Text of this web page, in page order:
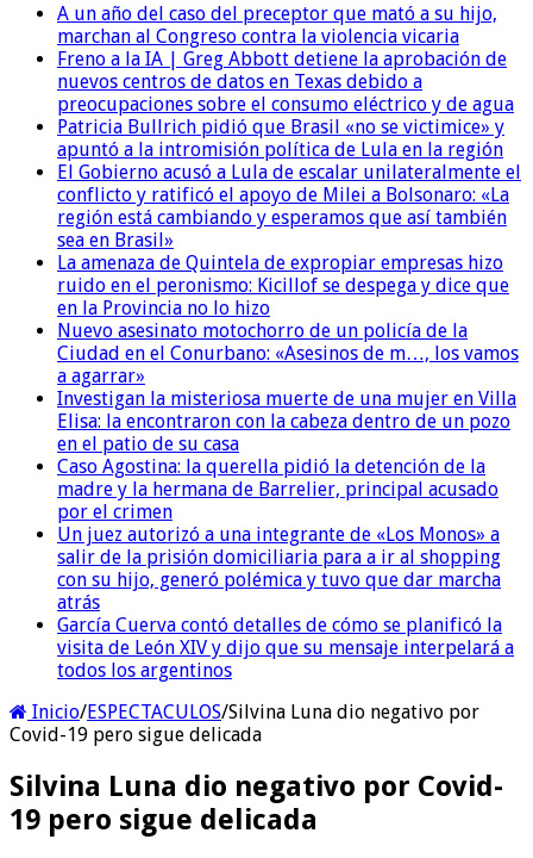
A un año del caso del preceptor que mató a su hijo,
marchan al Congreso contra la violencia vicaria
Freno a la IA | Greg Abbott detiene la aprobación de
nuevos centros de datos en Texas debido a
preocupaciones sobre el consumo eléctrico y de agua
Patricia Bullrich pidió que Brasil «no se victimice» y
apuntó a la intromisión política de Lula en la región
El Gobierno acusó a Lula de escalar unilateralmente el
conflicto y ratificó el apoyo de Milei a Bolsonaro: «La
región está cambiando y esperamos que así también
sea en Brasil»
La amenaza de Quintela de expropiar empresas hizo
ruido en el peronismo: Kicillof se despega y dice que
en la Provincia no lo hizo
Nuevo asesinato motochorro de un policía de la
Ciudad en el Conurbano: «Asesinos de m…, los vamos
a agarrar»
Investigan la misteriosa muerte de una mujer en Villa
Elisa: la encontraron con la cabeza dentro de un pozo
en el patio de su casa
Caso Agostina: la querella pidió la detención de la
madre y la hermana de Barrelier, principal acusado
por el crimen
Un juez autorizó a una integrante de «Los Monos» a
salir de la prisión domiciliaria para a ir al shopping
con su hijo, generó polémica y tuvo que dar marcha
atrás
García Cuerva contó detalles de cómo se planificó la
visita de León XIV y dijo que su mensaje interpelará a
todos los argentinos
Inicio/ESPECTACULOS/Silvina Luna dio negativo por
Covid-19 pero sigue delicada
Silvina Luna dio negativo por Covid-
19 pero sigue delicada